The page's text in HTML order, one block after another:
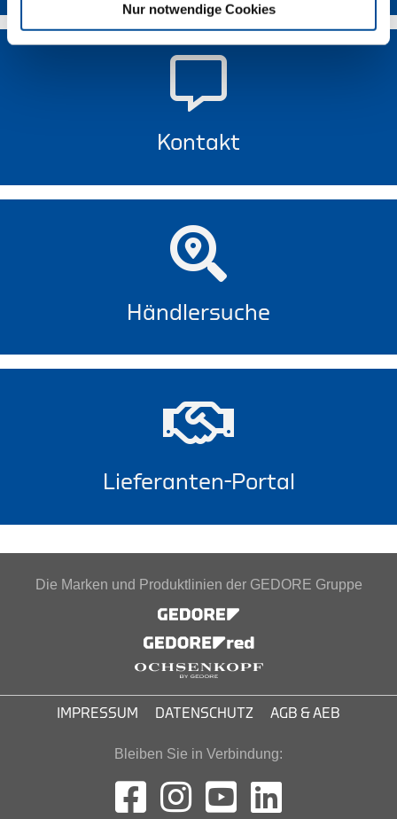
Nur notwendige Cookies
Kontakt
Händlersuche
Lieferanten-Portal
Die Marken und Produktlinien der GEDORE Gruppe
IMPRESSUM DATENSCHUTZ AGB & AEB
Bleiben Sie in Verbindung: